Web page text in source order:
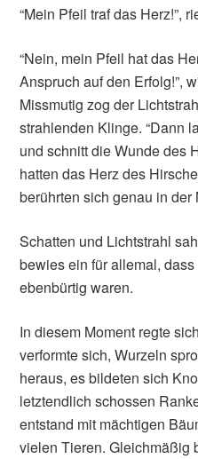
“Mein Pfeil traf das Herz!”,
“Nein, mein Pfeil hat das
Anspruch auf den Erfolg!”,
Missmutig zog der
strahlenden Klinge. “Dann
und schnitt die Wunde des
hatten das Herz des
berührten sich genau in der
Schatten und Lichtstrahl
bewies ein für allemal,
ebenbürtig waren.
In diesem Moment regte
verformte sich, Wurzeln
heraus, es bildeten sich
letztendlich schossen
entstand mit mächtigen
vielen Tieren. Gleichmäßig